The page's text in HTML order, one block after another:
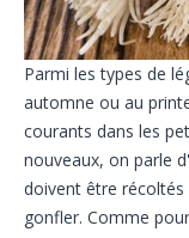
Parmi les types de
automne ou au
courants dans les
nouveaux, on parle
doivent être
gonfler. Comme